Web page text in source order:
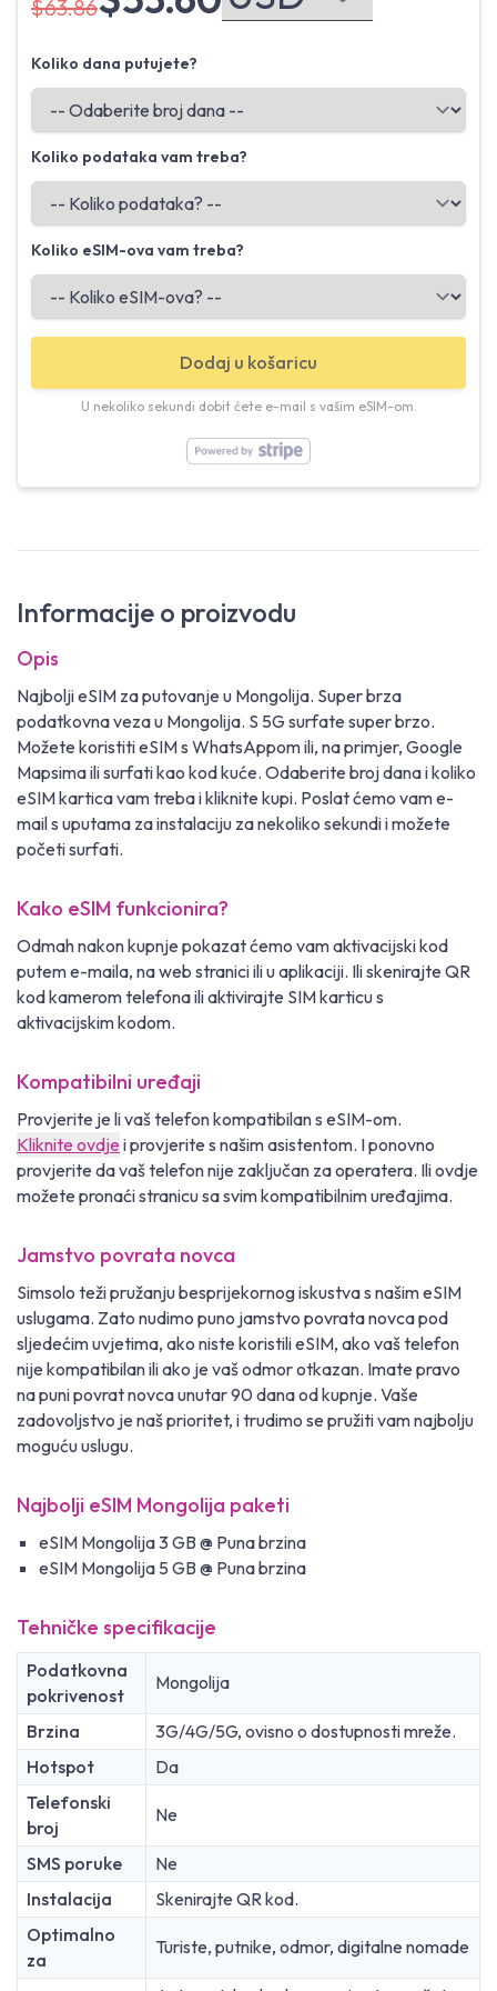
$63.86
Koliko dana putujete?
Koliko podataka vam treba?
Koliko eSIM-ova vam treba?
Dodaj u košaricu
U nekoliko sekundi dobit ćete e-mail s vašim eSIM-om.
Informacije o proizvodu
Opis
Najbolji eSIM za putovanje u Mongolija. Super brza
podatkovna veza u Mongolija. S 5G surfate super brzo.
Možete koristiti eSIM s WhatsAppom ili, na primjer, Google
Mapsima ili surfati kao kod kuće. Odaberite broj dana i koliko
eSIM kartica vam treba i kliknite kupi. Poslat ćemo vam e-
mail s uputama za instalaciju za nekoliko sekundi i možete
početi surfati.
Kako eSIM funkcionira?
Odmah nakon kupnje pokazat ćemo vam aktivacijski kod
putem e-maila, na web stranici ili u aplikaciji. Ili skenirajte QR
kod kamerom telefona ili aktivirajte SIM karticu s
aktivacijskim kodom.
Kompatibilni uređaji
Provjerite je li vaš telefon kompatibilan s eSIM-om.
Kliknite ovdje i provjerite s našim asistentom. I ponovno
provjerite da vaš telefon nije zaključan za operatera. Ili ovdje
možete pronaći stranicu sa svim kompatibilnim uređajima.
Jamstvo povrata novca
Simsolo teži pružanju besprijekornog iskustva s našim eSIM
uslugama. Zato nudimo puno jamstvo povrata novca pod
sljedećim uvjetima, ako niste koristili eSIM, ako vaš telefon
nije kompatibilan ili ako je vaš odmor otkazan. Imate pravo
na puni povrat novca unutar 90 dana od kupnje. Vaše
zadovoljstvo je naš prioritet, i trudimo se pružiti vam najbolju
moguću uslugu.
Najbolji eSIM Mongolija paketi
eSIM Mongolija 3 GB @ Puna brzina
eSIM Mongolija 5 GB @ Puna brzina
Tehničke specifikacije
Podatkovna
pokrivenost
Mongolija
Brzina
3G/4G/5G, ovisno o dostupnosti mreže.
Hotspot
Da
Telefonski
broj
Ne
SMS poruke
Ne
Instalacija
Skenirajte QR kod.
Optimalno
za
Turiste, putnike, odmor, digitalne nomade